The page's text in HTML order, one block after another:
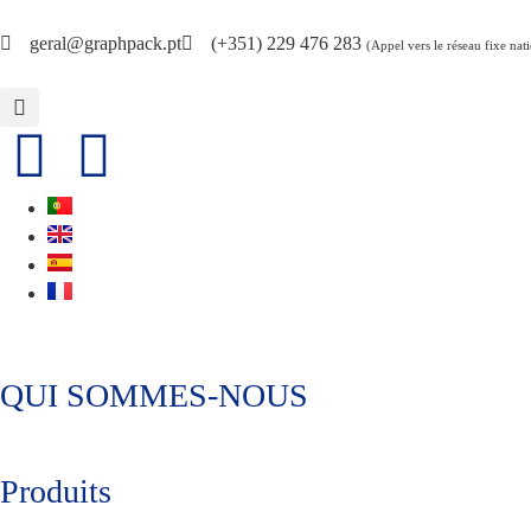
geral@graphpack.pt (+351) 229 476 283 (Appel vers le réseau fixe
QUI SOMMES-NOUS
Produits